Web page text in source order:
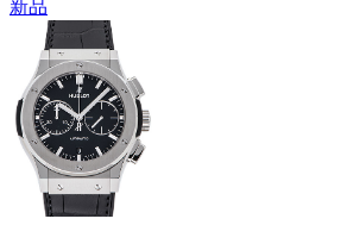
新品